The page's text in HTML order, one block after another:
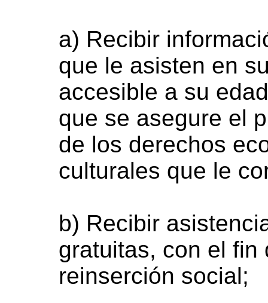
a) Recibir
que le asisten en
accesible a su
que se asegure el
de los derechos
culturales que le
b) Recibir
gratuitas, con el fin
reinserción social;